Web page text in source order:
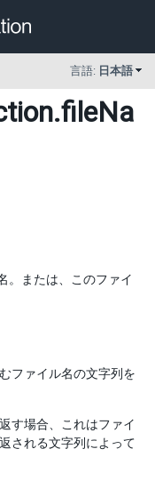
言語: 日本語
.fileNa
。または、このファイ
ファイル名の文字列を
す場合、これはファイ
される文字列によって